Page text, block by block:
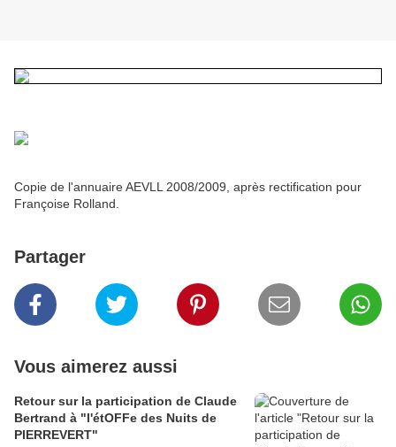
Copie de l'annuaire AEVLL 2008/2009, après rectification pour
Françoise Rolland.
Partager
Vous aimerez aussi
Retour sur la participation de Claude
Bertrand à "l'étOFFe des Nuits de
PIERREVERT"